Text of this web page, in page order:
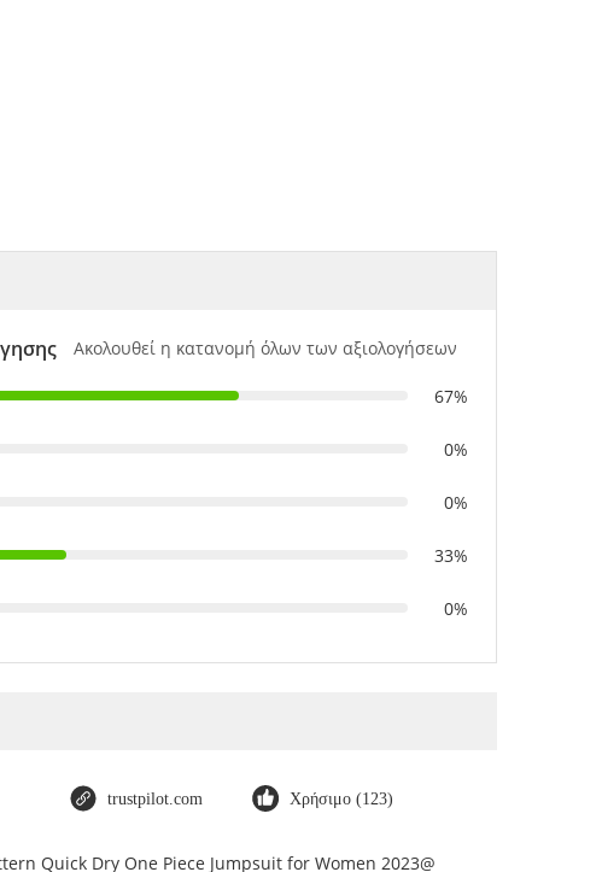
Ακολουθεί η κατανομή όλων των αξιολογήσεων
67%
0%
0%
33%
0%
trustpilot.com Χρήσιμο (123)
Quick Dry One Piece Jumpsuit for Women 2023@